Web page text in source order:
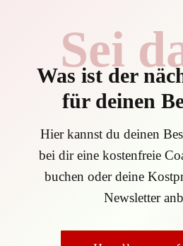
Sei
Was ist der
für deinen
Hier kannst du deinen
bei dir eine kostenfreie
buchen oder deine
Newsletter